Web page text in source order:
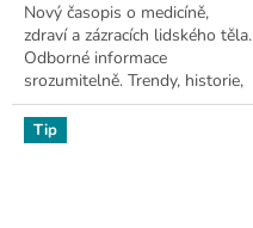
Nový časopis o medicíně,
zdraví a zázracích lidského těla.
Odborné informace
srozumitelně. Trendy, historie,
osobnosti. Z redakce 100+1.
Tip